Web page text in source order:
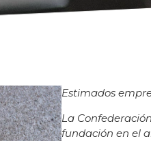
Estimados
La
fundación en el